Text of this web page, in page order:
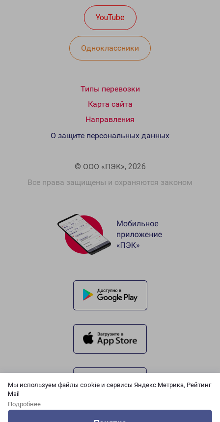
Мы используем файлы cookie и сервисы Яндекс.Метрика, Рейтинг
Mail
Подробнее
YouTube
Одноклассники
Типы перевозки
Карта сайта
Направления
© ООО «ПЭК», 2026
Все права защищены и охраняются законом
О защите персональных данных